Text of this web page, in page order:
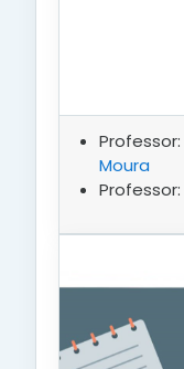
Professor:
Moura
Professor: